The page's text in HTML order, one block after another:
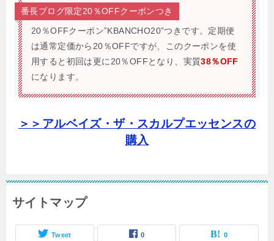
番長ブログ限定20％OFFクーポンつき
20％OFFクーポン”KBANCHO20”つきです。 定期便
は通常定価から20％OFFですが、このクーポンを使
用すると初回は更に20％OFFとなり、実質38％OFF
になります。
＞＞アルベイズ・ザ・スカルプエッセンスの
購入
サイトマップ
Tweet 0 0